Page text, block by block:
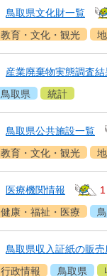
鳥取県文化財一覧
教育・文化・観光
産業廃棄物実態調査結
鳥取県 統計
鳥取県公共施設一覧
教育・文化・観光
医療機関情報
1
健康・福祉・医療
鳥取県収入証紙の販売
行政情報 鳥取県